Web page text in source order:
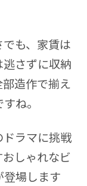
も、家賃は
さずに収納
造作で揃え
ね。
ラマに挑戦
しゃれなビ
場します